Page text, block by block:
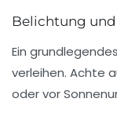
Belichtung
Ein
verleihen. Achte
oder vor